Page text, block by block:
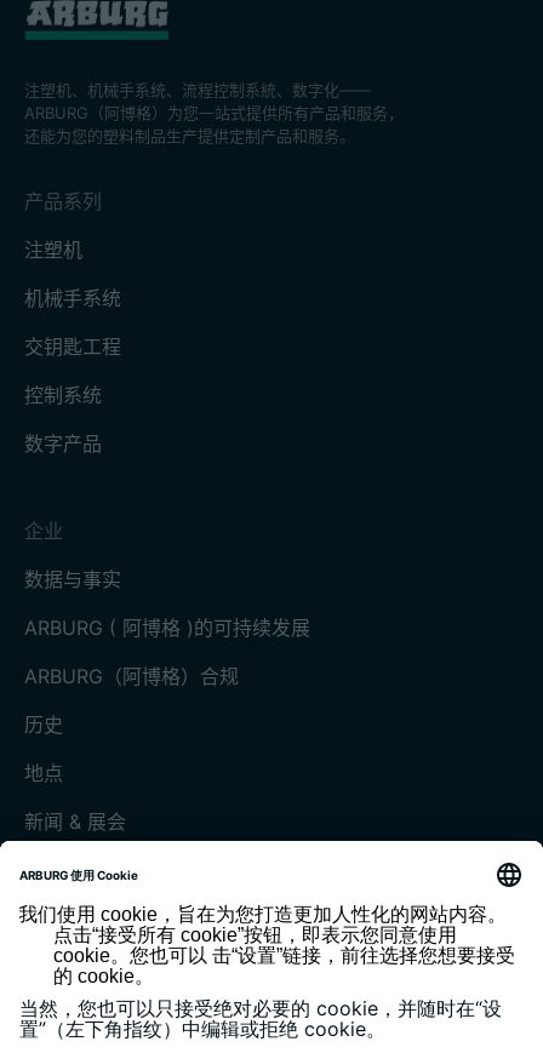
注塑机、机械手系统、流程控制系統、数字化——
ARBURG（阿博格）为您一站式提供所有产品和服务，
还能为您的塑料制品生产提供定制产品和服务。
产品系列
注塑机
机械手系统
交钥匙工程
控制系统
数字产品
企业
数据与事实
ARBURG ( 阿博格 )的可持续发展
ARBURG（阿博格）合规
历史
地点
新闻 & 展会
展会和活动
媒体中心
客户杂志《today》